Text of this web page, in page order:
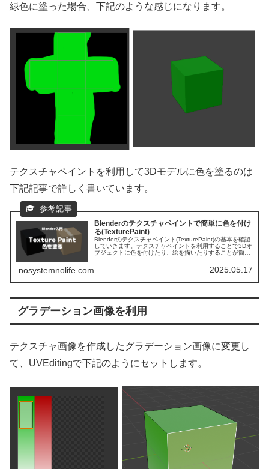
緑色に塗った場合、下記のような感じになります。
テクスチャペイントを利用して3Dモデルに色を塗るのは
下記記事で詳しく書いています。
Blenderのテクスチャペイントで簡単に色を付け
る(TexturePaint)
Blenderのテクスチャペイント(TexturePaint)の基本を確認
していきます。テクスチャペイントを利用することで3Dオ
ブジェクトに色を付けたり、絵を描いたりすることが簡単
nosystemnolife.com 2025.05.17
グラデーション画像を利用
テクスチャ画像を作成したグラデーション画像に変更し
て、UVEditingで下記のようにセットします。